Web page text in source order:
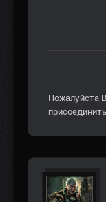
Пожалуйста